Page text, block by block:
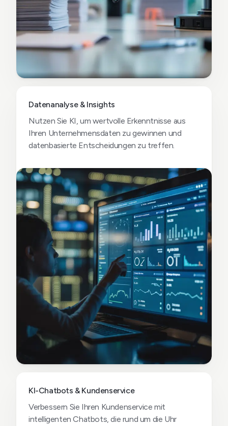
Datenanalyse & Insights
Nutzen Sie KI, um wertvolle Erkenntnisse aus
Ihren Unternehmensdaten zu gewinnen und
datenbasierte Entscheidungen zu treffen.
KI-Chatbots & Kundenservice
Verbessern Sie Ihren Kundenservice mit
intelligenten Chatbots, die rund um die Uhr